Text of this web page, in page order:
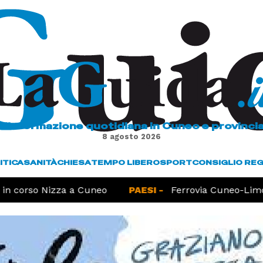
L'informazione quotidiana in Cuneo e
8 agosto 2026
SANITÀCHIESATEMPO LIBEROSPORTCONSIGLIO
Nizza a Cuneo PAESI - Ferrovia Cuneo-